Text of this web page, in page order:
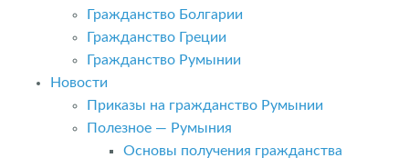
Гражданство Болгарии
Гражданство Греции
Гражданство Румынии
Новости
Приказы на гражданство Румынии
Полезное — Румыния
Основы получения гражданства